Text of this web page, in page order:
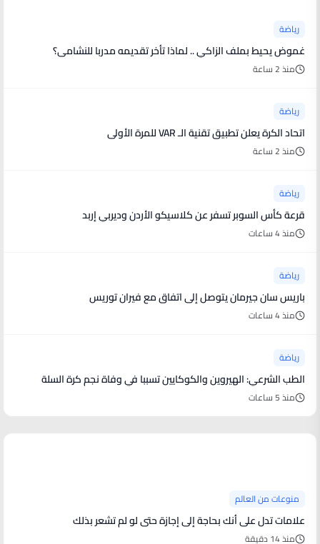
رياضة
غموض يحيط بملف الزاكي .. لماذا تأخر تقديمه مدربا للنشامى؟
منذ 2 ساعة
رياضة
اتحاد الكرة يعلن تطبيق تقنية الـ VAR للمرة الأولى
منذ 2 ساعة
رياضة
قرعة كأس السوبر تسفر عن كلاسيكو الأردن وديربي إربد
منذ 4 ساعات
رياضة
باريس سان جيرمان يتوصل إلى اتفاق مع فيران توريس
منذ 4 ساعات
رياضة
الطب الشرعي: الهيروين والكوكايين تسببا في وفاة نجم كرة السلة
منذ 5 ساعات
منوعات من العالم
علامات تدل على أنك بحاجة إلى إجازة حتى لو لم تشعر بذلك
منذ 14 دقيقة